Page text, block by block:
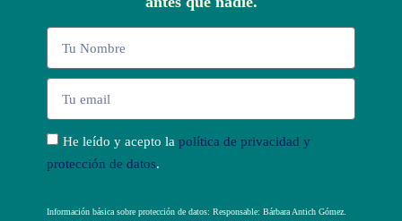
He leído y acepto lapolítica de privacidad y
protección de datos.
Información básica sobre protección de datos: Responsable: Bárbara Antich Gómez.